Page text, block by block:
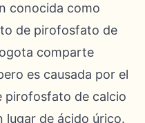
conocida como
de pirofosfato de
comparte
es causada por el
pirofosfato de calcio
lugar de ácido úrico.